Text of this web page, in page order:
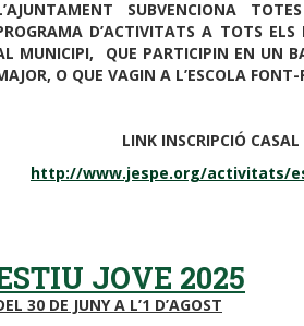
SUBVENCIONA
D’ACTIVITATS A TOTS
MUNICIPI, QUE PARTICIPIN EN UN
O QUE VAGIN A L’ESCOLA FONT-
LINK INSCRIPCIÓ CASAL
http://www.jespe.org/activitats/
JOVE 2025
30 DE JUNY A L’1 D’AGOST